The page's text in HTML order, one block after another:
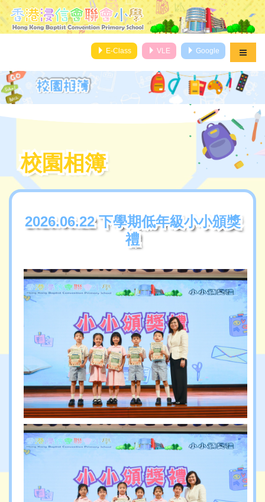
E-Class VLE Google
校園相簿
校園相簿
2026.06.22 下學期低年級小小頒獎
禮
2026.06.22 下學期低年級小小頒獎
禮